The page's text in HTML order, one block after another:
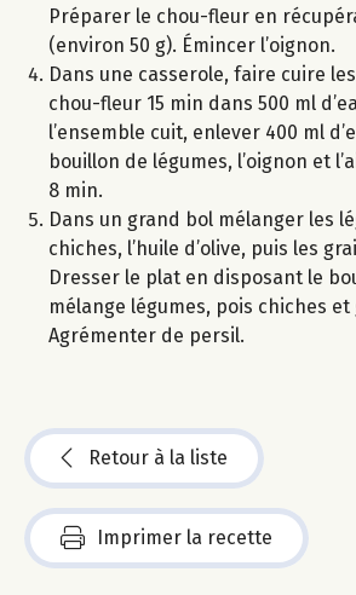
Préparer le chou-fleur en
(environ 50 g). Émincer l’oignon.
Dans une casserole, faire cuire
chou-fleur 15 min dans 500 ml
l’ensemble cuit, enlever 400 ml
bouillon de légumes, l’oignon et
8 min.
Dans un grand bol mélanger les
chiches, l’huile d’olive, puis les
Dresser le plat en disposant le
mélange légumes, pois chiches et
Agrémenter de persil.
Retour à la liste
Imprimer la recette